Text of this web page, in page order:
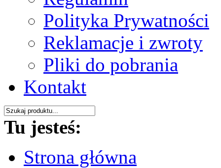
Polityka Prywatności
Reklamacje i zwroty
Pliki do pobrania
Kontakt
Tu jesteś:
Strona główna